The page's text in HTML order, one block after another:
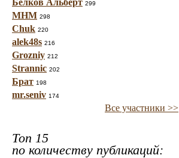
Белков Альберт 299
МНМ 298
Chuk 220
alek48s 216
Grozniy 212
Strannic 202
Брат 198
mr.seniv 174
Все участники >>
Топ 15
по количеству публикаций: